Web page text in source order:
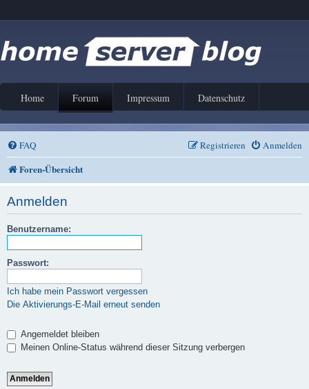
Home Forum Impressum Datenschutz
FAQ Anmelden
Registrieren
Foren-Übersicht
Anmelden
Benutzername:
Passwort:
Ich habe mein Passwort vergessen
Die Aktivierungs-E-Mail erneut senden
Angemeldet bleiben
Meinen Online-Status während dieser Sitzung verbergen